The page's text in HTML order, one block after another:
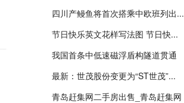
四川产鳗鱼将首次搭乘中欧班列出...
节日快乐英文花样写法图 节日快...
我国首条中低速磁浮盾构隧道贯通
最新：世茂股份变更为“ST世茂”...
青岛赶集网二手房出售_青岛赶集网